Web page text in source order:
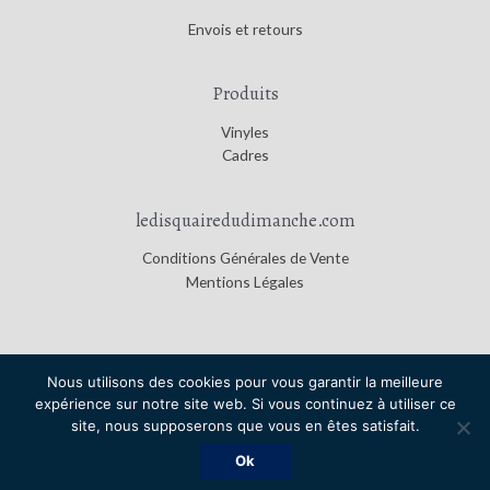
Envois et retours
Produits
Vinyles
Cadres
ledisquairedudimanche.com
Conditions Générales de Vente
Mentions Légales
Copyright © 2026Le Disquaire du Dimanche|Credits
Nous utilisons des cookies pour vous garantir la meilleure
expérience sur notre site web. Si vous continuez à utiliser ce
site, nous supposerons que vous en êtes satisfait.
Ok